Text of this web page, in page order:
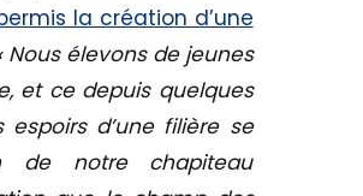
la création d’une
Nous élevons de jeunes
et ce depuis quelques
d’une filière se
de notre chapiteau